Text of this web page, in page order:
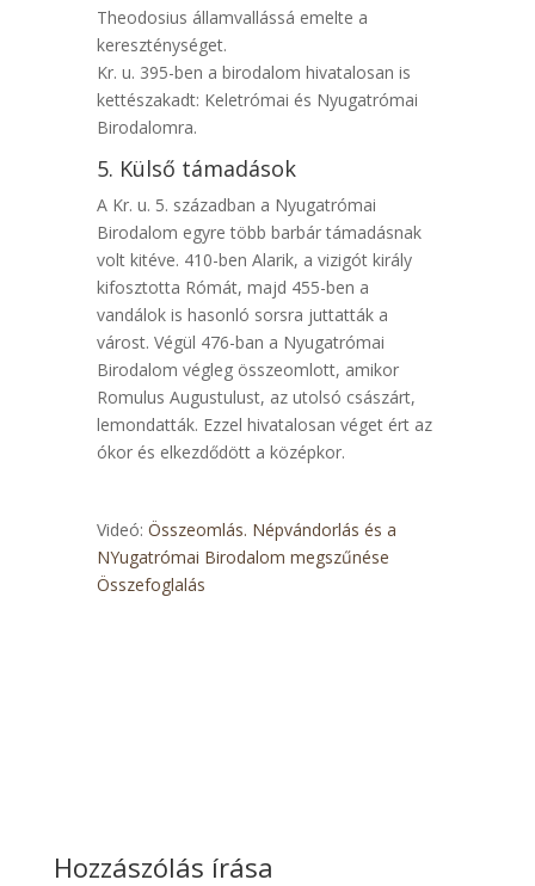
Theodosius államvallássá emelte a
kereszténységet.
Kr. u. 395-ben a birodalom hivatalosan is
kettészakadt: Keletrómai és Nyugatrómai
Birodalomra.
5. Külső támadások
A Kr. u. 5. században a Nyugatrómai
Birodalom egyre több barbár támadásnak
volt kitéve. 410-ben Alarik, a vizigót király
kifosztotta Rómát, majd 455-ben a
vandálok is hasonló sorsra juttatták a
várost. Végül 476-ban a Nyugatrómai
Birodalom végleg összeomlott, amikor
Romulus Augustulust, az utolsó császárt,
lemondatták. Ezzel hivatalosan véget ért az
ókor és elkezdődött a középkor.
Videó: Összeomlás. Népvándorlás és a
NYugatrómai Birodalom megszűnése
Összefoglalás
Hozzászólás írása